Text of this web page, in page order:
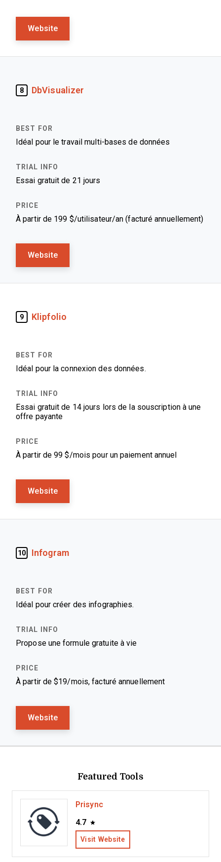
Website
8 DbVisualizer
Idéal pour le travail multi-bases de données
Essai gratuit de 21 jours
À partir de 199 $/utilisateur/an (facturé annuellement)
Website
9 Klipfolio
Idéal pour la connexion des données.
Essai gratuit de 14 jours lors de la souscription à une
offre payante
À partir de 99 $/mois pour un paiement annuel
Website
10 Infogram
Idéal pour créer des infographies.
Propose une formule gratuite à vie
À partir de $19/mois, facturé annuellement
Website
Featured Tools
Prisync
4.7
Visit Website